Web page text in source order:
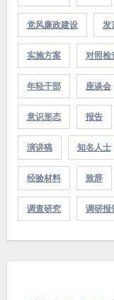
党风廉政建设 发
实施方案 对照检
年轻干部 座谈会
意识形态 报告
演讲稿 知名人士
经验材料 致辞
调查研究 调研报